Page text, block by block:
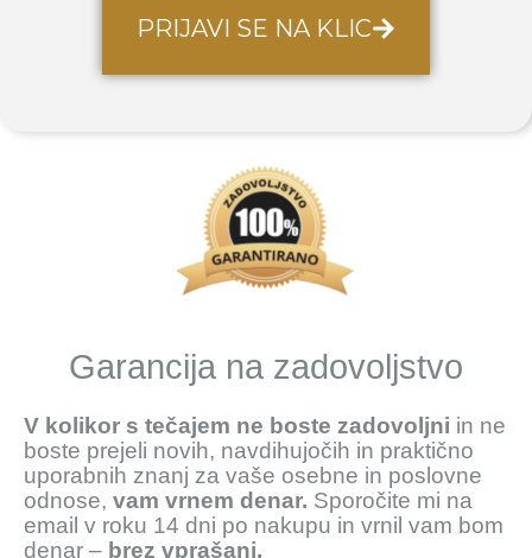
PRIJAVI SE NA KLIC
Garancija na zadovoljstvo
V kolikor s tečajem ne boste zadovoljni in ne
boste prejeli novih, navdihujočih in praktično
uporabnih znanj za vaše osebne in poslovne
odnose, vam vrnem denar. Sporočite mi na
email v roku 14 dni po nakupu in vrnil vam bom
denar – brez vprašanj.